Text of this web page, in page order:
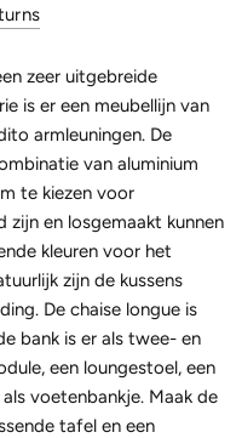
zeer uitgebreide
is er een meubellijn van
armleuningen. De
van aluminium
te kiezen voor
en losgemaakt kunnen
kleuren voor het
zijn de kussens
De chaise longue is
bank is er als twee- en
een loungestoel, een
voetenbankje. Maak de
tafel en een